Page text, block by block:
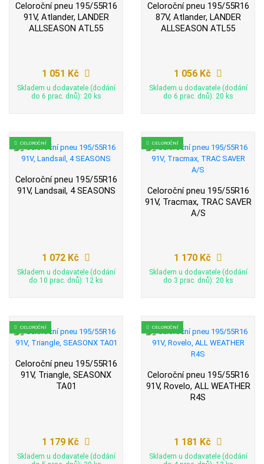
Celoroční pneu 195/55R16
91V, Atlander, LANDER
ALLSEASON ATL55
1 051 Kč
Skladem u dodavatele (dodání
do 6 prac. dnů): 20 ks
Celoroční pneu 195/55R16
87V, Atlander, LANDER
ALLSEASON ATL55
1 056 Kč
Skladem u dodavatele (dodání
do 6 prac. dnů): 20 ks
CELOROČNÍ
Celoroční pneu 195/55R16
91V, Landsail, 4 SEASONS
1 072 Kč
Skladem u dodavatele (dodání
do 10 prac. dnů): 12 ks
CELOROČNÍ
Celoroční pneu 195/55R16
91V, Tracmax, TRAC SAVER
A/S
1 170 Kč
Skladem u dodavatele (dodání
do 3 prac. dnů): 20 ks
CELOROČNÍ
Celoroční pneu 195/55R16
91V, Triangle, SEASONX
TA01
1 179 Kč
Skladem u dodavatele (dodání
CELOROČNÍ
Celoroční pneu 195/55R16
91V, Rovelo, ALL WEATHER
R4S
1 181 Kč
Skladem u dodavatele (dodání